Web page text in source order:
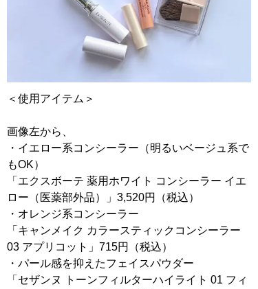
＜使用アイテム＞
画像左から、
・イエロー系コンシーラー（明るいベージュ系で
もOK）
「エクスボーテ 薬用ホワイト コンシーラー イエ
ロー（医薬部外品）」3,520円（税込）
・オレンジ系コンシーラー
「キャンメイク カラースティックコンシーラー
03 アプリコット」715円（税込）
・パール感を抑えたフェイスパウダー
「セザンヌ トーンフィルターハイライト 01 フィ